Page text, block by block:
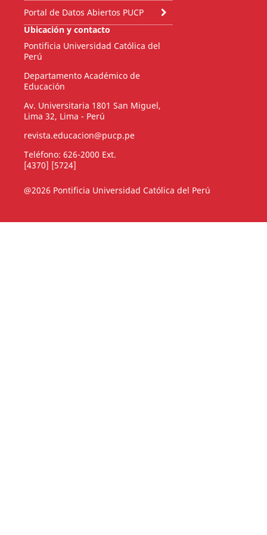
Portal de Datos Abiertos PUCP
Ubicación y contacto
Pontificia Universidad Católica del
Perú
Departamento Académico de
Educación
Av. Universitaria 1801 San Miguel,
Lima 32, Lima - Perú
revista.educacion@pucp.pe
Teléfono: 626-2000 Ext.
[4370] [5724]
@2026 Pontificia Universidad Católica del Perú